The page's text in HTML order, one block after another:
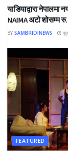
याडियाद्वारा
NAIMA अटो शोसम्म
BY SAMBRIDINEWS
FEATURED